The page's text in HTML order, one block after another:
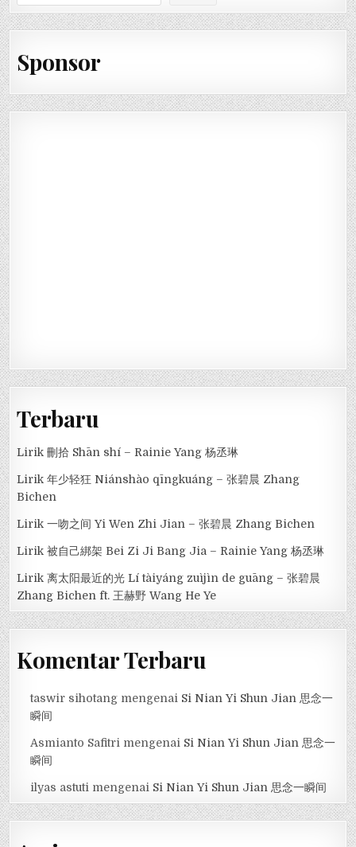
Sponsor
Terbaru
Lirik 刪拾 Shān shí – Rainie Yang 杨丞琳
Lirik 年少轻狂 Niánshào qīngkuáng – 张碧晨 Zhang
Bichen
Lirik 一吻之间 Yi Wen Zhi Jian – 张碧晨 Zhang Bichen
Lirik 被自己綁架 Bei Zi Ji Bang Jia – Rainie Yang 杨丞琳
Lirik 离太阳最近的光 Lí tàiyáng zuìjìn de guāng – 张碧晨
Zhang Bichen ft. 王赫野 Wang He Ye
Komentar Terbaru
taswir sihotang mengenai Si Nian Yi Shun Jian 思念一
瞬间
Asmianto Safitri mengenai Si Nian Yi Shun Jian 思念一
瞬间
ilyas astuti mengenai Si Nian Yi Shun Jian 思念一瞬间